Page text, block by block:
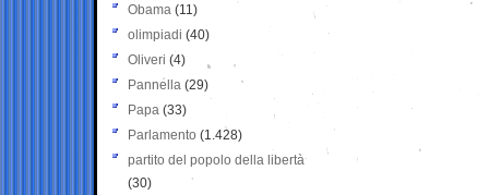
Obama (11)
olimpiadi (40)
Oliveri (4)
Pannella (29)
Papa (33)
Parlamento (1.428)
partito del popolo della libertà
(30)